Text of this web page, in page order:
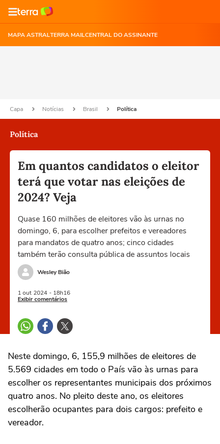
MAPA ASTRALTERRA MAILCENTRAL DO ASSINANTE
Capa Notícias Brasil Política
Política
Em quantos candidatos o eleitor
terá que votar nas eleições de
2024? Veja
Quase 160 milhões de eleitores vão às urnas no
domingo, 6, para escolher prefeitos e vereadores
para mandatos de quatro anos; cinco cidades
também terão consulta pública de assuntos locais
Wesley Bião
1 out 2024 - 18h16
Exibir comentários
Neste domingo, 6, 155,9 milhões de eleitores de
5.569 cidades em todo o País vão às urnas para
escolher os representantes municipais dos próximos
quatro anos. No pleito deste ano, os eleitores
escolherão ocupantes para dois cargos: prefeito e
vereador.